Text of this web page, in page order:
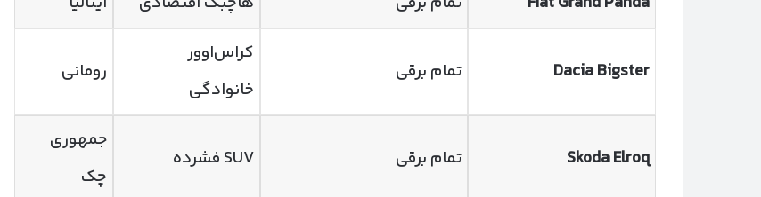
Dacia Bigster تمام برقی
کراس‌اوور
خانوادگی
رومانی
Skoda Elroq تمام برقی SUV فشرده
جمهوری
چک